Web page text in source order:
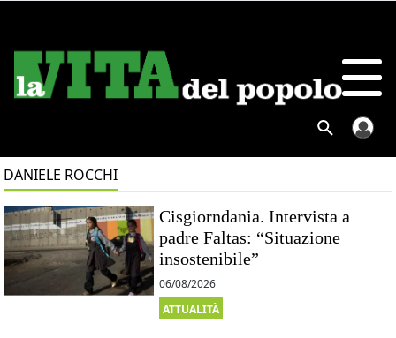
DANIELE ROCCHI
Cisgiorndania. Intervista a
padre Faltas: “Situazione
insostenibile”
06/08/2026
ATTUALITÀ